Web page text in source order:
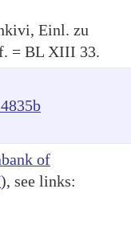
Einl. zu
= BL XIII 33.
of
), see links: